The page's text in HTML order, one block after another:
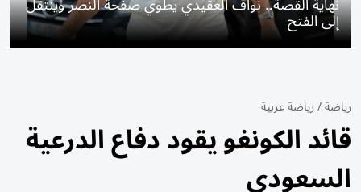
إلى الفتح
رياضة/رياضة عربية
قائد الكونغو يقود دفاع الدرعية
السعودي